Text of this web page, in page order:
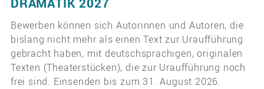
Bewerben können sich Autorinnen und Autoren, die
bislang nicht mehr als einen Text zur Uraufführung
gebracht haben, mit deutschsprachigen, originalen
Texten (Theaterstücken), die zur Uraufführung noch
frei sind. Einsenden bis zum 31. August 2026.